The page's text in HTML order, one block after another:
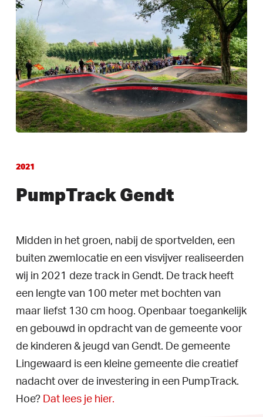
2021
PumpTrack Gendt
Midden in het groen, nabij de sportvelden, een
buiten zwemlocatie en een visvijver realiseerden
wij in 2021 deze track in Gendt. De track heeft
een lengte van 100 meter met bochten van
maar liefst 130 cm hoog. Openbaar toegankelijk
en gebouwd in opdracht van de gemeente voor
de kinderen & jeugd van Gendt. De gemeente
Lingewaard is een kleine gemeente die creatief
nadacht over de investering in een PumpTrack.
Hoe? Dat lees je hier.